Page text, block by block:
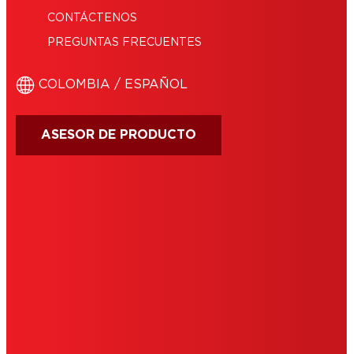
CONTÁCTENOS
PREGUNTAS FRECUENTES
COLOMBIA / ESPAÑOL
ASESOR DE PRODUCTO